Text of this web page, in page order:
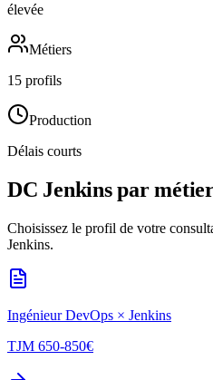
élevée
Métiers
15 profils
Production
Délais courts
DC Jenkinspar
Choisissez le profil de votre
Jenkins.
Ingénieur DevOps × Jenkins
TJM 650-850€